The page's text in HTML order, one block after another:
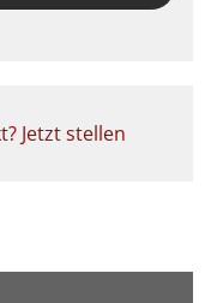
Jetzt stellen